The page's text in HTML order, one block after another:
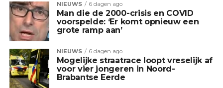
NIEUWS 6 dagen ago
Man die de 2000-crisis en COVID
voorspelde: ‘Er komt opnieuw een
grote ramp aan’
NIEUWS 6 dagen ago
Mogelijke straatrace loopt vreselijk af
voor vier jongeren in Noord-
Brabantse Eerde